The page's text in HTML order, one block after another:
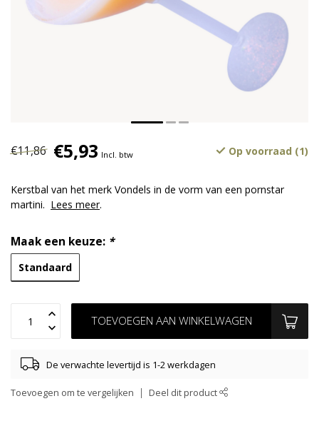
€11,86 €5,93 Incl. btw Op voorraad (1)
Kerstbal van het merk Vondels in de vorm van een pornstar
martini. Lees meer.
Maak een keuze: *
Standaard
TOEVOEGEN AAN WINKELWAGEN
De verwachte levertijd is 1-2 werkdagen
Toevoegen om te vergelijken Deel dit product